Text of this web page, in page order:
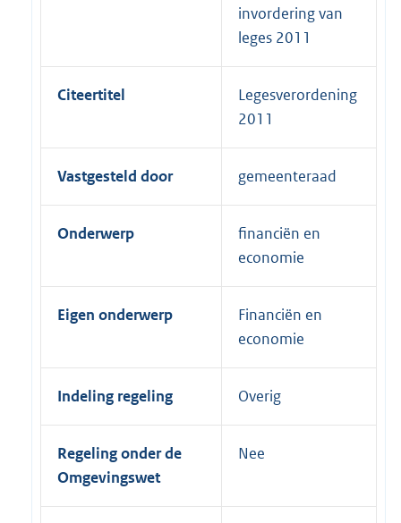
invordering van
leges 2011
Citeertitel
Legesverordening
2011
Vastgesteld door gemeenteraad
Onderwerp
financiën en
economie
Eigen onderwerp
Financiën en
economie
Indeling regeling Overig
Regeling onder de
Omgevingswet
Nee